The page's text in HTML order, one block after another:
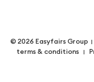
© 2026 Easyfairs Group |
terms & conditions |